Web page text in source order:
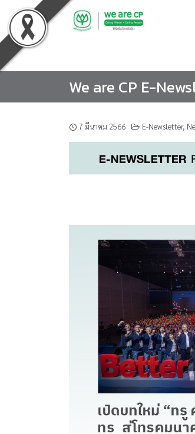
to
content
We are CP E-
7 มีนาคม 2566 E-Newsletter,